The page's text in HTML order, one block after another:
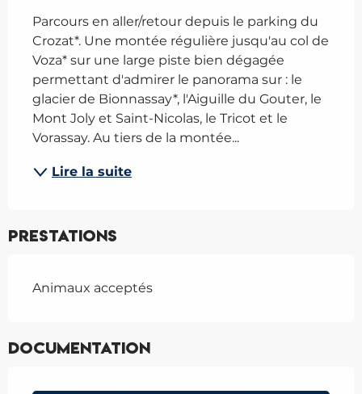
Parcours en aller/retour depuis le parking du
Crozat*. Une montée régulière jusqu'au col de
Voza* sur une large piste bien dégagée
permettant d'admirer le panorama sur : le
glacier de Bionnassay*, l'Aiguille du Gouter, le
Mont Joly et Saint-Nicolas, le Tricot et le
Vorassay. Au tiers de la montée...
Lire la suite
Prestations
Animaux acceptés
Documentation